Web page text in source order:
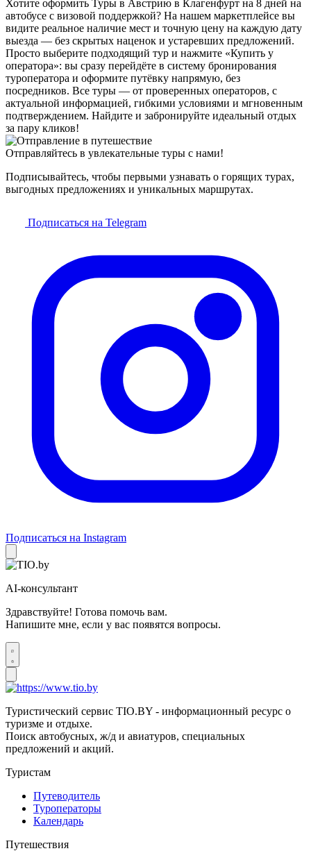
Хотите оформить Туры в Австрию в Клагенфурт на 8 дней на
автобусе с визовой поддержкой? На нашем маркетплейсе вы
видите реальное наличие мест и точную цену на каждую дату
выезда — без скрытых наценок и устаревших предложений.
Просто выберите подходящий тур и нажмите «Купить у
оператора»: вы сразу перейдёте в систему бронирования
туроператора и оформите путёвку напрямую, без
посредников. Все туры — от проверенных операторов, с
актуальной информацией, гибкими условиями и мгновенным
подтверждением. Найдите и забронируйте идеальный отдых
за пару кликов!
Отправляйтесь в увлекательные туры с нами!
Подписывайтесь, чтобы первыми узнавать о горящих турах,
выгодных предложениях и уникальных маршрутах.
Подписаться на Telegram
Подписаться на Instagram
AI-консультант
Здравствуйте! Готова помочь вам.
Напишите мне, если у вас появятся вопросы.
Туристический сервис TIO.BY - информационный ресурс о
туризме и отдыхе.
Поиск автобусных, ж/д и авиатуров, специальных
предложений и акций.
Туристам
Путеводитель
Туроператоры
Календарь
Путешествия